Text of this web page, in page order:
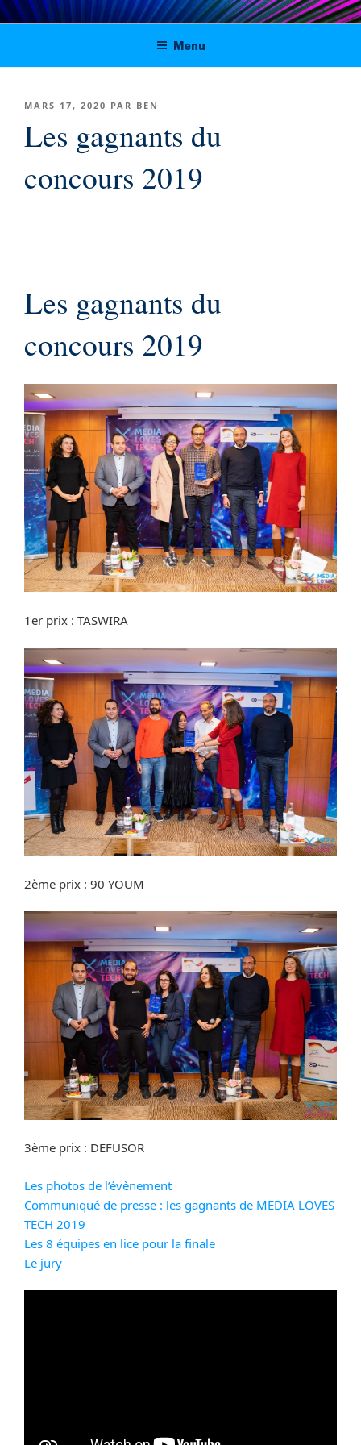
Aller
au
principal
Digital solutions for viable journalism
in Tunisia, Morocco and Algeria
Menu
PUBLIÉ
MARS 17, 2020 PAR BEN
Les gagnants du
concours 2019
Les gagnants du
concours 2019
1er prix : TASWIRA
2ème prix : 90 YOUM
3ème prix : DEFUSOR
Les photos de l’évènement
Communiqué de presse : les gagnants de MEDIA LOVES
TECH 2019
Les 8 équipes en lice pour la finale
Le jury